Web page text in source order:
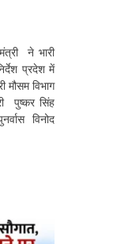
ने भारी
प्रदेश में
मौसम विभाग
पुष्कर सिंह
विनोद